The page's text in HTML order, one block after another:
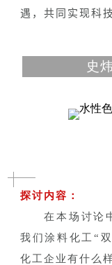
遇，共同实现科
史
探讨内容：
在本场讨论
我们涂料化工“
化工企业有什么